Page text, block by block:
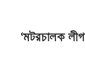
‘মটরচালক